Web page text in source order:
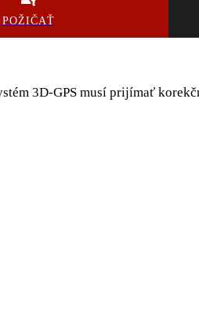
POŽIČAŤ
3D-GPS musí prijímať